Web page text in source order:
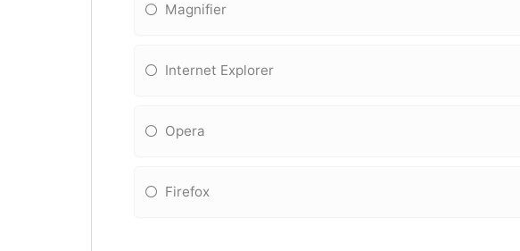
Magnifier
Internet Explorer
Opera
Firefox